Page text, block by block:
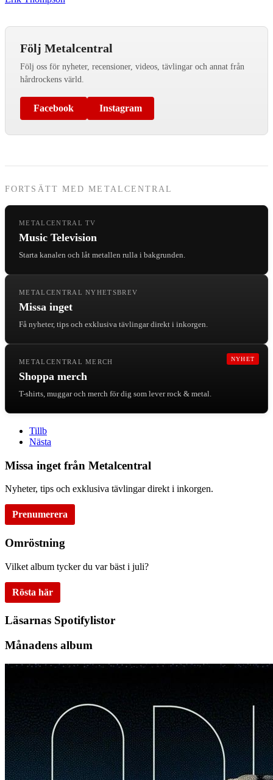
Följ Metalcentral
Följ oss för nyheter, recensioner, videos, tävlingar och annat från
hårdrockens värld.
Facebook Instagram
FORTSÄTT MED METALCENTRAL
METALCENTRAL TV
Music Television
Starta kanalen och låt metallen rulla i bakgrunden.
METALCENTRAL NYHETSBREV
Missa inget
Få nyheter, tips och exklusiva tävlingar direkt i inkorgen.
NYHET
METALCENTRAL MERCH
Shoppa merch
T-shirts, muggar och merch för dig som lever rock & metal.
Tillb
Nästa
Missa inget från Metalcentral
Nyheter, tips och exklusiva tävlingar direkt i inkorgen.
Prenumerera
Omröstning
Vilket album tycker du var bäst i juli?
Rösta här
Läsarnas Spotifylistor
Månadens album